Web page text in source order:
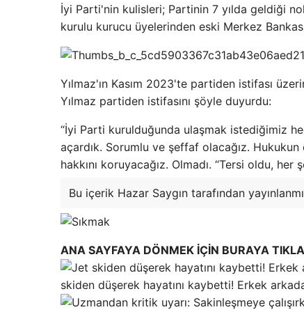
İyi Parti'nin kulisleri; Partinin 7 yılda geldiği
kurulu kurucu üyelerinden eski Merkez
Yılmaz'ın Kasım 2023'te partiden istifası
Yılmaz partiden istifasını şöyle duyurdu:
“İyi Parti kurulduğunda ulaşmak istediğimiz
açardık. Sorumlu ve şeffaf olacağız.
hakkını koruyacağız. Olmadı. “Tersi oldu, her
Bu içerik Hazar Saygın tarafından
ANA SAYFAYA DÖNMEK İÇİN BURAYA
skiden düşerek hayatını kaybetti! Erkek